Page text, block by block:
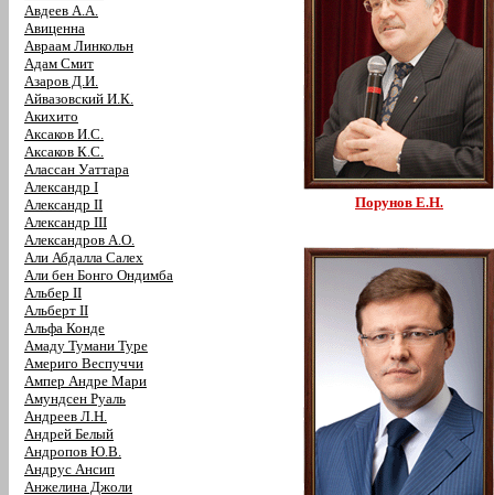
Авдеев А.А.
Авиценна
Авраам Линкольн
Адам Смит
Азаров Д.И.
Айвазовский И.К.
Акихито
Аксаков И.С.
Аксаков К.С.
Алассан Уаттара
Александр I
Александр II
Александр III
Александров А.О.
Али Абдалла Салех
Али бен Бонго Ондимба
Альбер II
Альберт II
Альфа Конде
Амаду Тумани Туре
Америго Веспуччи
Ампер Андре Мари
Амундсен Руаль
Андреев Л.Н.
Андрей Белый
Андропов Ю.В.
Андрус Ансип
Анжелина Джоли
Порунов Е.Н.